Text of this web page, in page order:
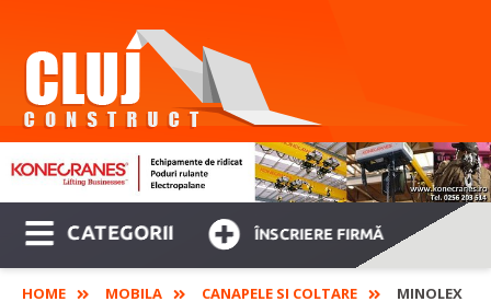
CATEGORII ÎNSCRIERE FIRMĂ
HOME MOBILA CANAPELE SI COLTARE
MINOLEX